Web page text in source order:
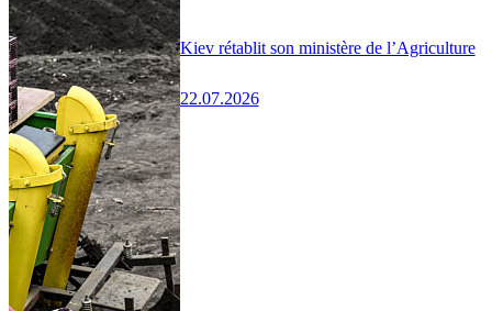
Kiev rétablit son ministère de l’Agriculture
22.07.2026